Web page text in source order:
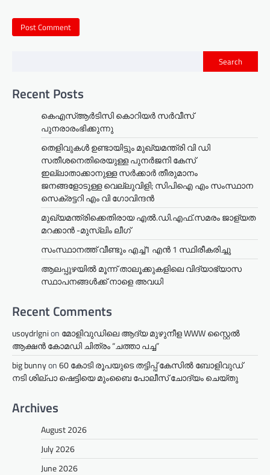
Search
Recent Posts
കെഎസ്ആർടിസി കൊറിയർ സര്‍വീസ്
പുനരാരംഭിക്കുന്നു
തെളിവുകൾ ഉണ്ടായിട്ടും മുഖ്യമന്ത്രി വി ഡി
സതീശനെതിരെയുള്ള പുനർജനി കേസ്
ഇല്ലാതാക്കാനുള്ള സർക്കാർ തീരുമാനം
ജനങ്ങളോടുള്ള വെല്ലുവിളി; സിപിഐ എം സംസ്ഥാന
സെക്രട്ടറി എം വി ഗോവിന്ദൻ
മുഖ്യമന്ത്രിക്കെതിരായ എൽ.ഡി.എഫ്.സമരം ജാള്യത
മറക്കാൻ -മുസ്‌ലിം ലീഗ്
സംസ്ഥാനത്ത് വീണ്ടും എച്ച്1 എന്‍ 1 സ്ഥിരീകരിച്ചു
ആലപ്പുഴയിൽ മൂന്ന് താലൂക്കുകളിലെ വിദ്യാഭ്യാസ
സ്ഥാപനങ്ങൾക്ക് നാളെ അവധി
Recent Comments
usoydrlgnion മോളിവുഡിലെ ആദ്യ മുഴുനീള WWW സ്റ്റൈൽ
ആക്ഷൻ കോമഡി ചിത്രം “ചത്താ പച്ച”
big bunnyon60 കോടി രൂപയുടെ തട്ടിപ്പ് കേസിൽ ബോളിവുഡ്
നടി ശില്പാ ഷെട്ടിയെ മുംബൈ പോലീസ് ചോദ്യം ചെയ്തു
Archives
August 2026
July 2026
June 2026